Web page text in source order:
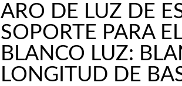
ARO DE LUZ DE
SOPORTE PARA
BLANCO LUZ:
LONGITUD DE